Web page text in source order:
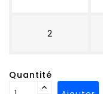
2
Quantité